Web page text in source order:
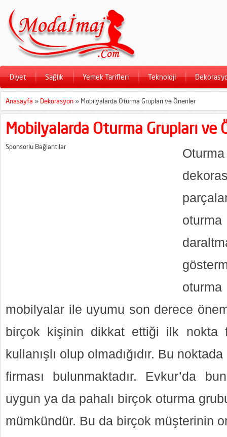
Diyet Sağlık Yemek Tarifleri Teknoloji
Anasayfa » Dekorasyon » Mobilyalarda Oturma Grupları ve Öneriler
Mobilyalarda Oturma Grupları ve
Sponsorlu Bağlantılar
oturma
mobilyalar ile uyumu son derece
birçok kişinin dikkat ettiği ilk nokta
kullanışlı olup olmadığıdır. Bu
firması bulunmaktadır. Evkur’da
uygun ya da pahalı birçok oturma
mümkündür. Bu da birçok müşterinin